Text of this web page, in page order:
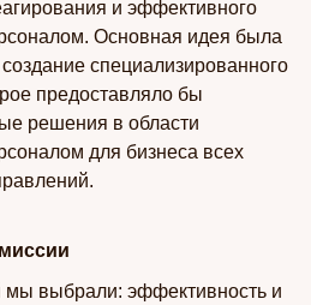
и эффективного
Основная идея была
специализированного
предоставляло бы
решения в области
для бизнеса всех
выбрали: эффективность и